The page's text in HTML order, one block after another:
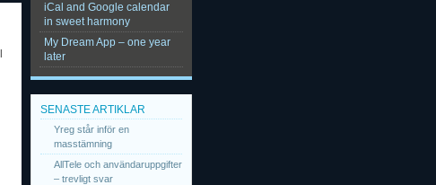
iCal and Google calendar
in sweet harmony
My Dream App – one year
later
SENASTE ARTIKLAR
Yreg står inför en
masstämning
AllTele och användaruppgifter
– trevligt svar